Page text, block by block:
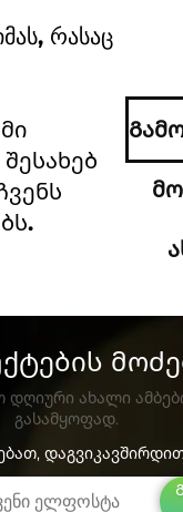
რასაც
დღიური ახალი
გასამყოფად.